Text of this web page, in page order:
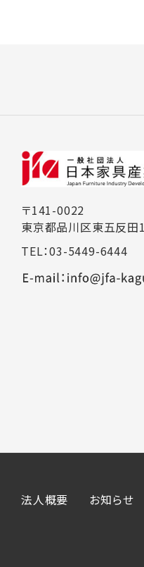
〒141-0022
東京都品川区東五反
TEL：03-5449-6444
法人概要 お知らせ